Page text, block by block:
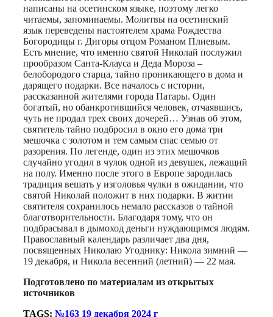
написаны на осетинском языке, поэтому легко
читаемы, запоминаемы. Молитвы на осетинский
язык переведены настоятелем храма Рождества
Богородицы г. Дигоры отцом Романом Плиевым.
Есть мнение, что именно святой Николай послужил
прообразом Санта-Клауса и Деда Мороза –
белобородого старца, тайно проникающего в дома и
дарящего подарки. Все началось с истории,
рассказанной жителями города Патары. Один
богатый, но обанкротившийся человек, отчаявшись,
чуть не продал трех своих дочерей… Узнав об этом,
святитель тайно подбросил в окно его дома три
мешочка с золотом и тем самым спас семью от
разорения. По легенде, один из этих мешочков
случайно угодил в чулок одной из девушек, лежащий
на полу. Именно после этого в Европе зародилась
традиция вешать у изголовья чулки в ожидании, что
святой Николай положит в них подарки. В житии
святителя сохранилось немало рассказов о тайной
благотворительности. Благодаря тому, что он
подбрасывал в дымоход деньги нуждающимся людям.
Православный календарь различает два дня,
посвященных Николаю Угоднику: Никола зимний —
19 декабря, и Никола весенний (летний) — 22 мая.
Подготовлено по материалам из открытых
источников
TAGS: №163 19 декабря 2024 г